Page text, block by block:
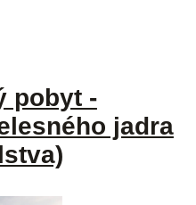
pobyt -
jadra